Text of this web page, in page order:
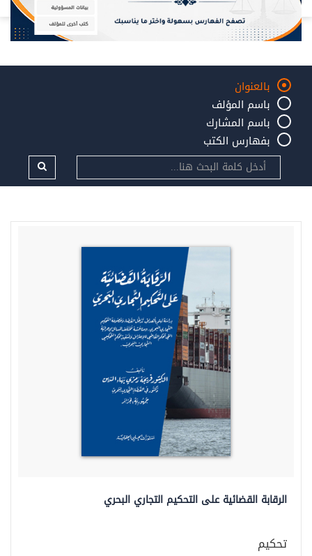
بالعنوان
باسم المؤلف
باسم المشارك
بفهارس الكتب
الرقابة القضائية على التحكيم التجاري البحري
تحكيم